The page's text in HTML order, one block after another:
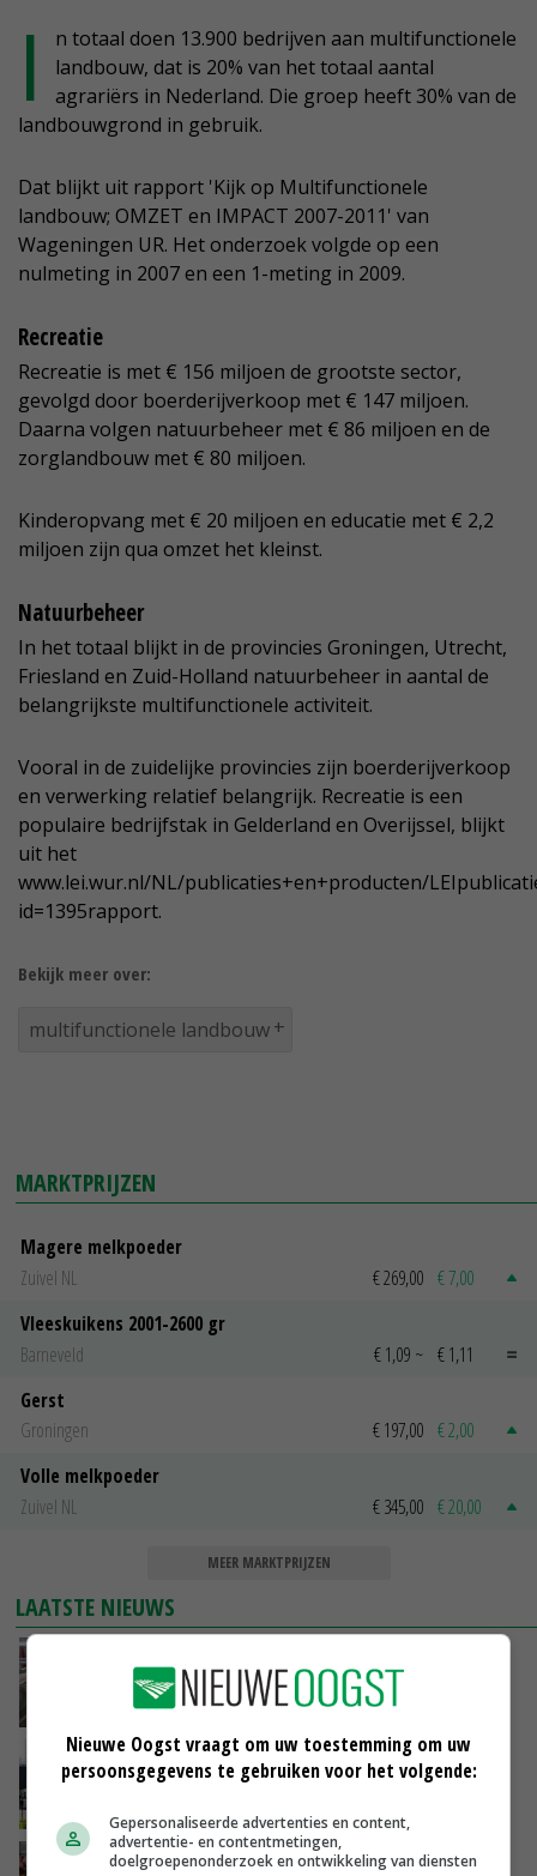
I
n totaal doen 13.900 bedrijven aan multifunctionele
landbouw, dat is 20% van het totaal aantal
agrariërs in Nederland. Die groep heeft 30% van de
landbouwgrond in gebruik.
Dat blijkt uit rapport 'Kijk op Multifunctionele
landbouw; OMZET en IMPACT 2007-2011' van
Wageningen UR. Het onderzoek volgde op een
nulmeting in 2007 en een 1-meting in 2009.
Recreatie
Recreatie is met € 156 miljoen de grootste sector,
gevolgd door boerderijverkoop met € 147 miljoen.
Daarna volgen natuurbeheer met € 86 miljoen en de
zorglandbouw met € 80 miljoen.
Kinderopvang met € 20 miljoen en educatie met € 2,2
miljoen zijn qua omzet het kleinst.
Natuurbeheer
In het totaal blijkt in de provincies Groningen, Utrecht,
Friesland en Zuid-Holland natuurbeheer in aantal de
belangrijkste multifunctionele activiteit.
Vooral in de zuidelijke provincies zijn boerderijverkoop
en verwerking relatief belangrijk. Recreatie is een
populaire bedrijfstak in Gelderland en Overijssel, blijkt
uit het
www.lei.wur.nl/NL/publicaties+en+producten/
id=1395rapport.
Bekijk meer over:
multifunctionele landbouw
MARKTPRIJZEN
Magere melkpoeder
Zuivel NL
€ 269,00 € 7,00
Vleeskuikens 2001-2600 gr
Barneveld
€ 1,09 ~ € 1,11
Gerst
Groningen
€ 197,00 € 2,00
Volle melkpoeder
Zuivel NL
€ 345,00 € 20,00
MEER MARKTPRIJZEN
LAATSTE NIEUWS
zeugen verdubbeld’
VANDAAG, 06:19
Gemiddelde Europese melkprijs daalt licht in
juni
Frans onderzoekcentrum bestrijkt hele
Nieuwe Oogst vraagt om uw toestemming om uw
persoonsgegevens te gebruiken voor het volgende:
Gepersonaliseerde advertenties en content,
advertentie- en contentmetingen,
doelgroepenonderzoek en ontwikkeling van diensten